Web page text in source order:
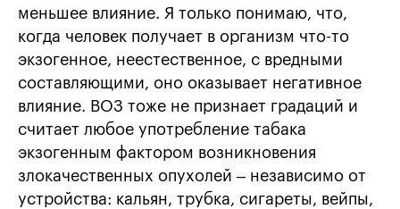
меньшее влияние. Я только понимаю, что,
когда человек получает в организм что-то
экзогенное, неестественное, с вредными
составляющими, оно оказывает негативное
влияние. ВОЗ тоже не признает градаций и
считает любое употребление табака
экзогенным фактором возникновения
злокачественных опухолей – независимо от
устройства: кальян, трубка, сигареты, вейпы,